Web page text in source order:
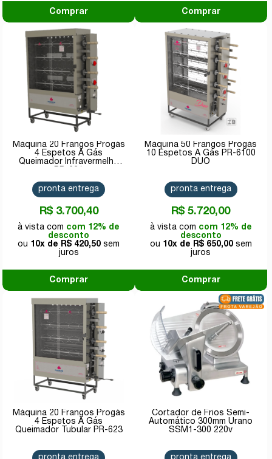
Comprar Comprar
Máquina 20 Frangos Progás
4 Espetos A Gás
Queimador Infravermelho
R$ 3.700,40
com 12% de
desconto
10x de
R$ 420,50
pronta entrega
Comprar
Máquina 50 Frangos Progás
10 Espetos A Gás PR-6100
DUO
R$ 5.720,00
com 12% de
desconto
10x de
R$ 650,00
pronta entrega
Comprar
Máquina 20 Frangos Progás
4 Espetos A Gás
Queimador Tubular PR-623
Cortador de Frios Semi-
Automático 300mm Urano
SSM1-300 220v